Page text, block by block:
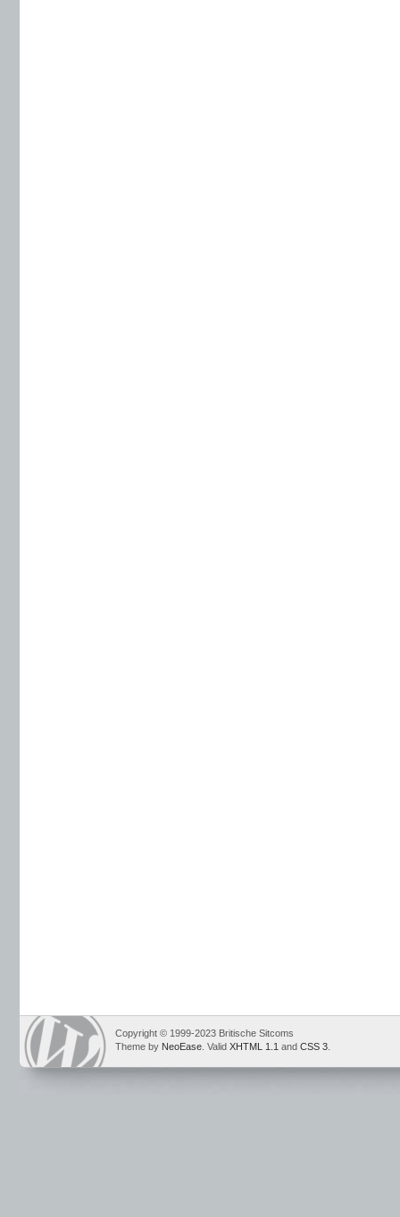
Copyright © 1999-2023 Britische Sitcoms
Theme by NeoEase . Valid XHTML 1.1 and CSS 3